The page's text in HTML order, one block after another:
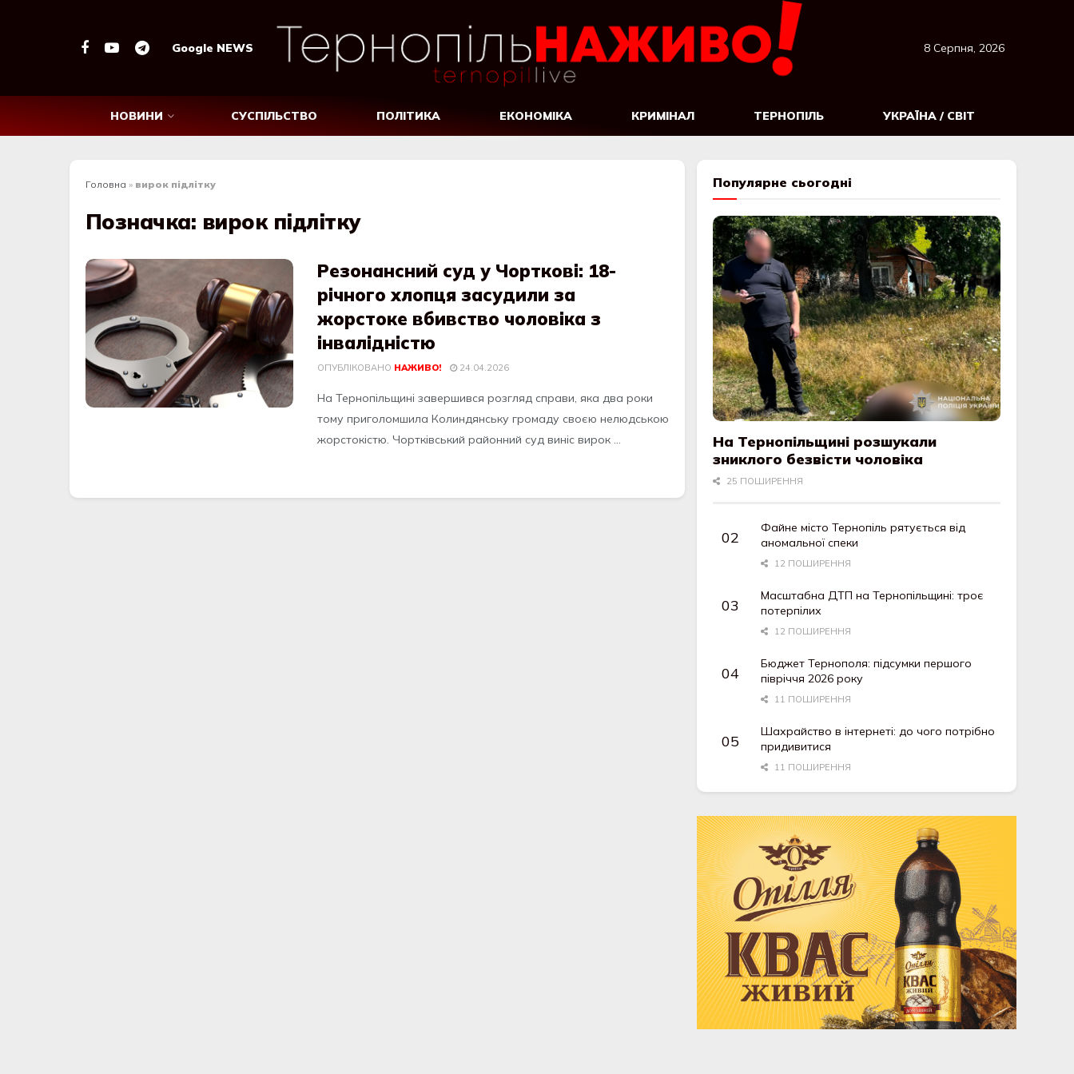
Google NEWS 8 Серпня, 2026
НОВИНИ СУСПІЛЬСТВО ПОЛІТИКА ЕКОНОМІКА КРИМІНАЛ ТЕРНОПІЛЬ УКРАЇНА / СВІТ
Головна » вирок підлітку
Позначка: вирок підлітку
Резонансний суд у Чорткові: 18-
річного хлопця засудили за
жорстоке вбивство чоловіка з
інвалідністю
ОПУБЛІКОВАНО НАЖИВО! 24.04.2026
На Тернопільщині завершився розгляд справи, яка два роки
тому приголомшила Колиндянську громаду своєю нелюдською
жорстокістю. Чортківський районний суд виніс вирок ...
Популярне сьогодні
На Тернопільщині розшукали
зниклого безвісти чоловіка
25 ПОШИРЕННЯ
Файне місто Тернопіль рятується від
аномальної спеки
12 ПОШИРЕННЯ
Масштабна ДТП на Тернопільщині: троє
потерпілих
12 ПОШИРЕННЯ
Бюджет Тернополя: підсумки першого
півріччя 2026 року
11 ПОШИРЕННЯ
Шахрайство в інтернеті: до чого потрібно
придивитися
11 ПОШИРЕННЯ